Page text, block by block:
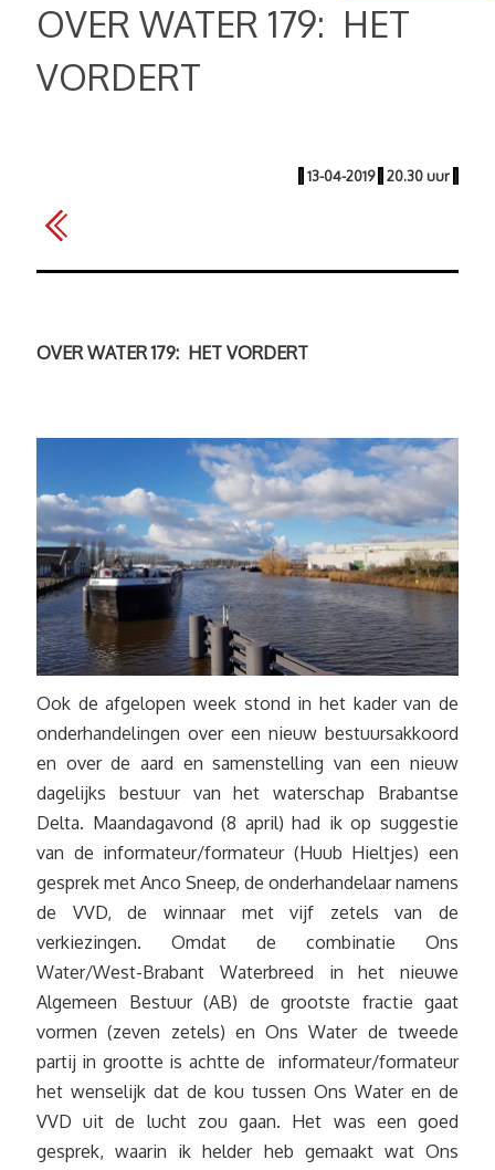
OVER WATER 179: HET
VORDERT
| 13-04-2019 | 20.30 uur |
OVER WATER 179: HET VORDERT
Ook de afgelopen week stond in het kader van de
onderhandelingen over een nieuw bestuursakkoord
en over de aard en samenstelling van een nieuw
dagelijks bestuur van het waterschap Brabantse
Delta. Maandagavond (8 april) had ik op suggestie
van de informateur/formateur (Huub Hieltjes) een
gesprek met Anco Sneep, de onderhandelaar namens
de VVD, de winnaar met vijf zetels van de
verkiezingen. Omdat de combinatie Ons
Water/West-Brabant Waterbreed in het nieuwe
Algemeen Bestuur (AB) de grootste fractie gaat
vormen (zeven zetels) en Ons Water de tweede
partij in grootte is achtte de informateur/formateur
het wenselijk dat de kou tussen Ons Water en de
VVD uit de lucht zou gaan. Het was een goed
gesprek, waarin ik helder heb gemaakt wat Ons